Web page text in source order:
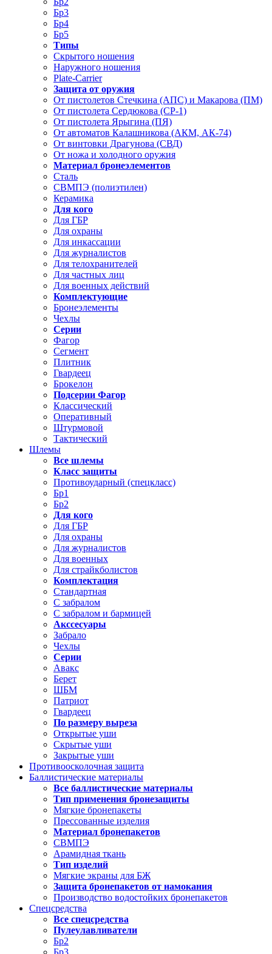
Бр3
Бр4
Бр5
Типы
Скрытого ношения
Наружного ношения
Plate-Carrier
Защита от оружия
От пистолетов Стечкина (АПС) и Макарова (ПМ)
От пистолета Сердюкова (СР-1)
От пистолета Ярыгина (ПЯ)
От автоматов Калашникова (АКМ, АК-74)
От винтовки Драгунова (СВД)
От ножа и холодного оружия
Материал бронеэлементов
Сталь
СВМПЭ (полиэтилен)
Керамика
Для кого
Для ГБР
Для охраны
Для инкассации
Для журналистов
Для телохранителей
Для частных лиц
Для военных действий
Комплектующие
Бронеэлементы
Чехлы
Серии
Фагор
Сегмент
Плитник
Гвардеец
Брокелон
Подсерии Фагор
Классический
Оперативный
Штурмовой
Тактический
Шлемы
Все шлемы
Класс защиты
Противоударный (спецкласс)
Бр1
Бр2
Для кого
Для ГБР
Для охраны
Для журналистов
Для военных
Для страйкболистов
Комплектация
Стандартная
С забралом
С забралом и бармицей
Акссесуары
Забрало
Чехлы
Серии
Авакс
Берет
ШБМ
Патриот
Гвардеец
По размеру выреза
Открытые уши
Скрытые уши
Закрытые уши
Противоосколочная защита
Баллистические материалы
Все баллистические материалы
Тип применения бронезащиты
Мягкие бронепакеты
Прессованные изделия
Материал бронепакетов
СВМПЭ
Арамидная ткань
Тип изделий
Мягкие экраны для БЖ
Защита бронепакетов от намокания
Производство водостойких бронепакетов
Спецсредства
Все спецсредства
Пулеулавливатели
Бр2
Бр3